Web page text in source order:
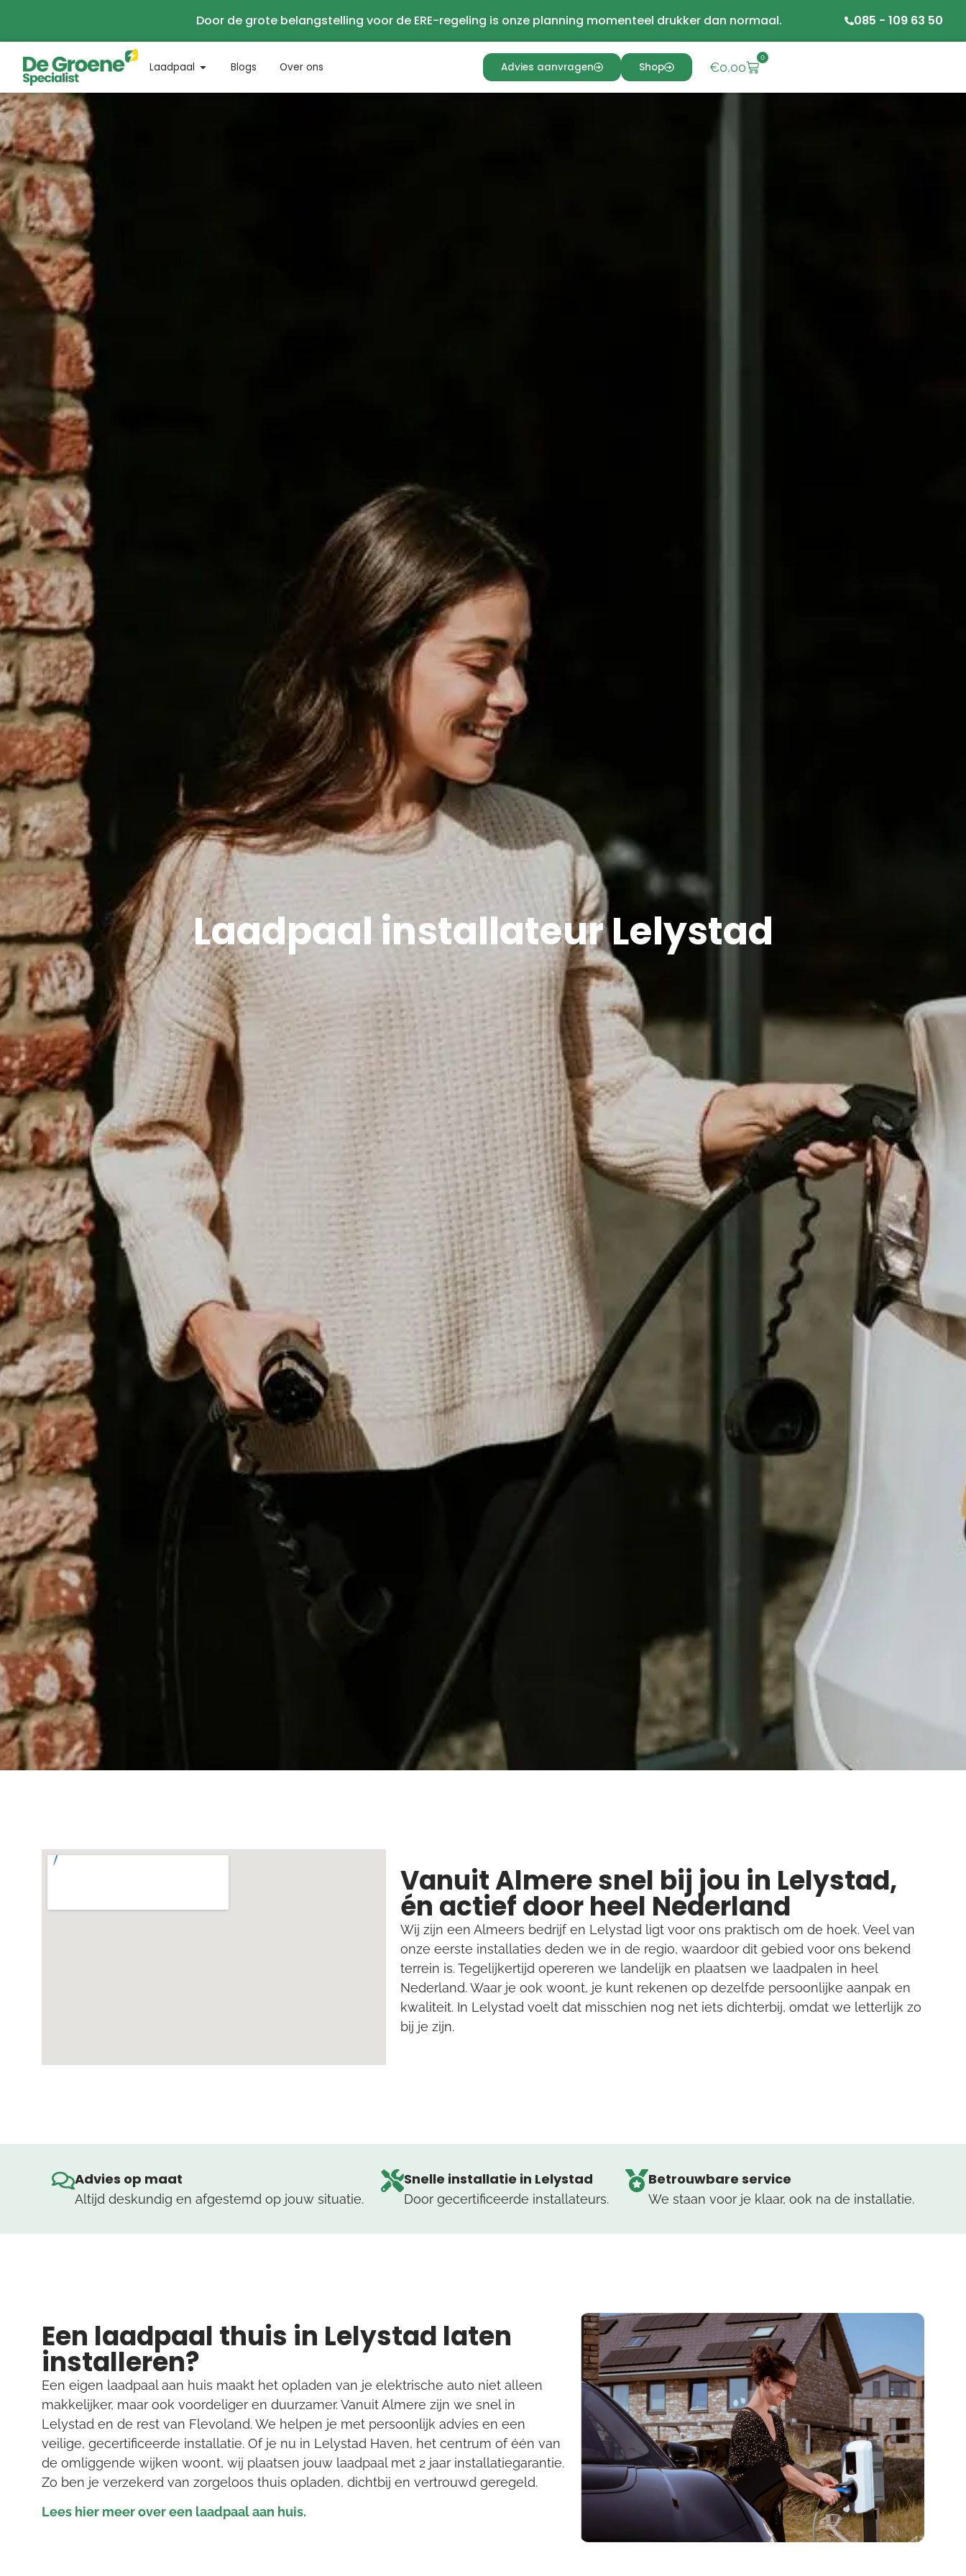
Door de grote belangstelling voor de ERE-regeling is onze planning momenteel drukker dan normaal. 085 - 109 63 50
Laadpaal Blogs Over ons Advies aanvragen Shop €0,00
0
Laadpaal installateur Lelystad
Vanuit Almere snel bij jou in Lelystad,
én actief door heel Nederland
Wij zijn een Almeers bedrijf en Lelystad ligt voor ons praktisch om de hoek. Veel van
onze eerste installaties deden we in de regio, waardoor dit gebied voor ons bekend
terrein is. Tegelijkertijd opereren we landelijk en plaatsen we laadpalen in heel
Nederland. Waar je ook woont, je kunt rekenen op dezelfde persoonlijke aanpak en
kwaliteit. In Lelystad voelt dat misschien nog net iets dichterbij, omdat we letterlijk zo
bij je zijn.
Advies op maat
Altijd deskundig en afgestemd op jouw situatie.
Snelle installatie in Lelystad
Door gecertificeerde installateurs.
Betrouwbare service
We staan voor je klaar, ook na de installatie.
Een laadpaal thuis in Lelystad laten
installeren?
Een eigen laadpaal aan huis maakt het opladen van je elektrische auto niet alleen
makkelijker, maar ook voordeliger en duurzamer. Vanuit Almere zijn we snel in
Lelystad en de rest van Flevoland. We helpen je met persoonlijk advies en een
veilige, gecertificeerde installatie. Of je nu in Lelystad Haven, het centrum of één van
de omliggende wijken woont, wij plaatsen jouw laadpaal met 2 jaar installatiegarantie.
Zo ben je verzekerd van zorgeloos thuis opladen, dichtbij en vertrouwd geregeld.
Lees hier meer over een laadpaal aan huis.